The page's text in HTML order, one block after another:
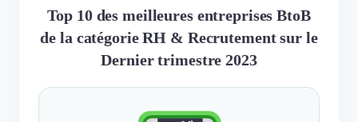
Top 10 des meilleures entreprises BtoB
de la catégorie RH & Recrutement sur le
Dernier trimestre 2023